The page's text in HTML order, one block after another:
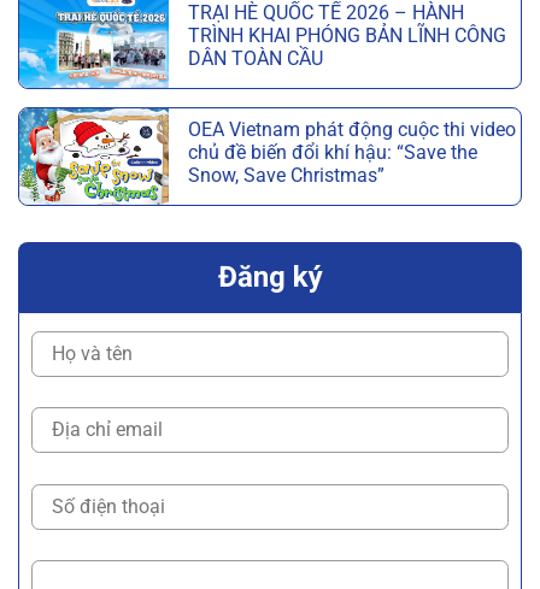
TRẠI HÈ QUỐC TẾ 2026 – HÀNH
TRÌNH KHAI PHÓNG BẢN LĨNH CÔNG
DÂN TOÀN CẦU
OEA Vietnam phát động cuộc thi video
chủ đề biến đổi khí hậu: “Save the
Snow, Save Christmas”
Đăng ký